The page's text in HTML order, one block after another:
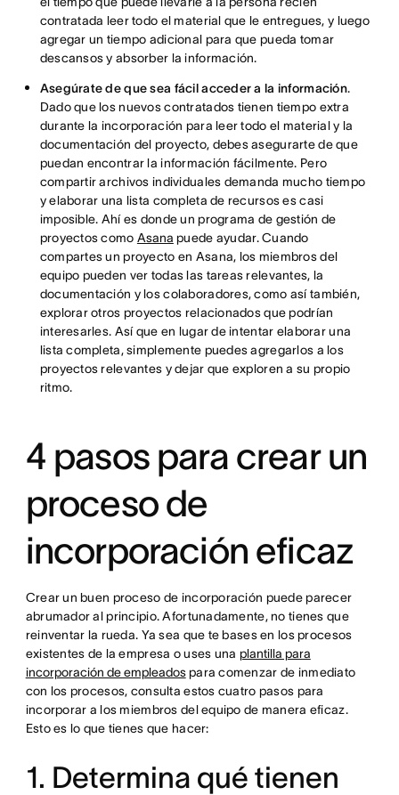
contratada leer todo el material que le entregues, y luego
agregar un tiempo adicional para que pueda tomar
descansos y absorber la información.
Asegúrate de que sea fácil acceder a la información.
Dado que los nuevos contratados tienen tiempo extra
durante la incorporación para leer todo el material y la
documentación del proyecto, debes asegurarte de que
puedan encontrar la información fácilmente. Pero
compartir archivos individuales demanda mucho tiempo
y elaborar una lista completa de recursos es casi
imposible. Ahí es donde un programa de gestión de
proyectos como Asana puede ayudar. Cuando
compartes un proyecto en Asana, los miembros del
equipo pueden ver todas las tareas relevantes, la
documentación y los colaboradores, como así también,
explorar otros proyectos relacionados que podrían
interesarles. Así que en lugar de intentar elaborar una
lista completa, simplemente puedes agregarlos a los
proyectos relevantes y dejar que exploren a su propio
ritmo.
4 pasos para crear un
proceso de
incorporación eficaz
Crear un buen proceso de incorporación puede parecer
abrumador al principio. Afortunadamente, no tienes que
reinventar la rueda. Ya sea que te bases en los procesos
existentes de la empresa o uses una plantilla para
incorporación de empleadospara comenzar de inmediato
con los procesos, consulta estos cuatro pasos para
incorporar a los miembros del equipo de manera eficaz.
Esto es lo que tienes que hacer:
1. Determina qué tienen